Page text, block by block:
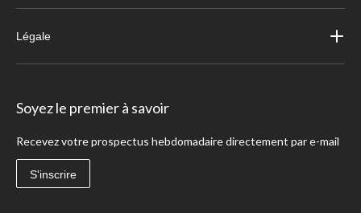
Légale
Soyez le premier à savoir
Recevez votre prospectus hebdomadaire directement par e-mail
S'inscrire